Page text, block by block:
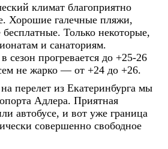
климат благоприятно
Хорошие галечные пляжи,
бесплатные. Только некоторые,
и санаториям.
сезон прогревается до +25-26
не жарко — от +24 до +26.
перелет из Екатеринбурга мы
Адлера. Приятная
автобусе, и вот уже граница
совершенно свободное